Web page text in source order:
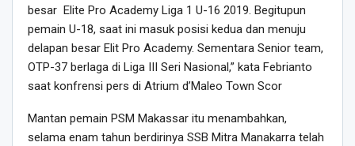
besar Elite Pro Academy Liga 1 U-16 2019. Begitupun
pemain U-18, saat ini masuk posisi kedua dan menuju
delapan besar Elit Pro Academy. Sementara Senior team,
OTP-37 berlaga di Liga III Seri Nasional,” kata Febrianto
saat konfrensi pers di Atrium d’Maleo Town Scor
Mantan pemain PSM Makassar itu menambahkan,
selama enam tahun berdirinya SSB Mitra Manakarra telah